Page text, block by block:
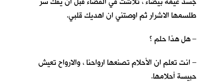
طلسمها الاشرار ثم اوصتني ان اهديك قلبي.
– هل هذا حلم ؟
– انت تعلم ان الأحلام تصنعها ارواحنا ، والارواح تعيش
حبيسة أحلامها.